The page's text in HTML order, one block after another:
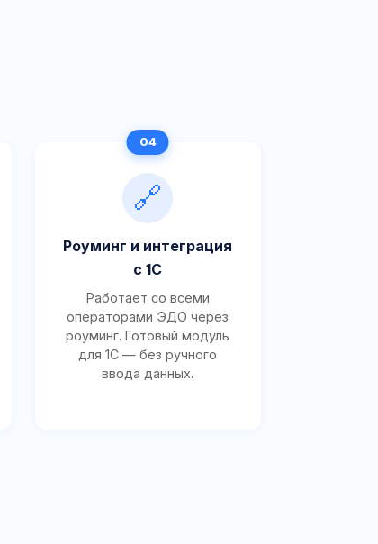
🔗
Роуминг и интеграция
с 1С
Работает со всеми
операторами ЭДО через
роуминг. Готовый модуль
для 1С — без ручного
ввода данных.